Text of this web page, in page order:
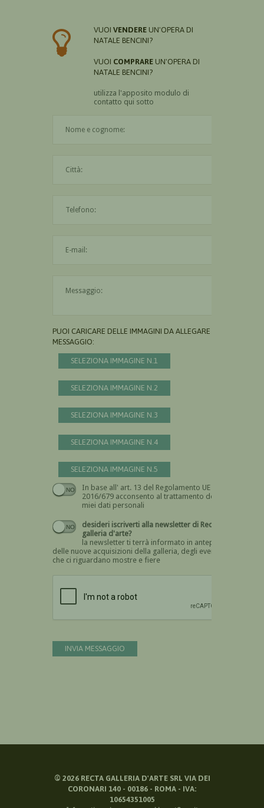
VUOI VENDERE UN'OPERA DI
NATALE BENCINI?
VUOI COMPRARE UN'OPERA DI
NATALE BENCINI?
utilizza l'apposito modulo di
contatto qui sotto
PUOI CARICARE DELLE IMMAGINI DA ALLEGARE AL
MESSAGGIO:
SELEZIONA IMMAGINE N.1
SELEZIONA IMMAGINE N.2
SELEZIONA IMMAGINE N.3
SELEZIONA IMMAGINE N.4
SELEZIONA IMMAGINE N.5
In base all' art. 13 del Regolamento UE n.
2016/679 acconsento al trattamento dei
miei dati personali
Devi dare il consenso
desideri iscriverti alla newsletter di Recta
galleria d'arte?
la newsletter ti terrà informato in anteprima
delle nuove acquisizioni della galleria, degli eventi
che ci riguardano mostre e fiere
INVIA MESSAGGIO
© 2026RECTA GALLERIA D'ARTE SRL VIA DEI
CORONARI 140 - 00186 - ROMA - IVA:
10654351005